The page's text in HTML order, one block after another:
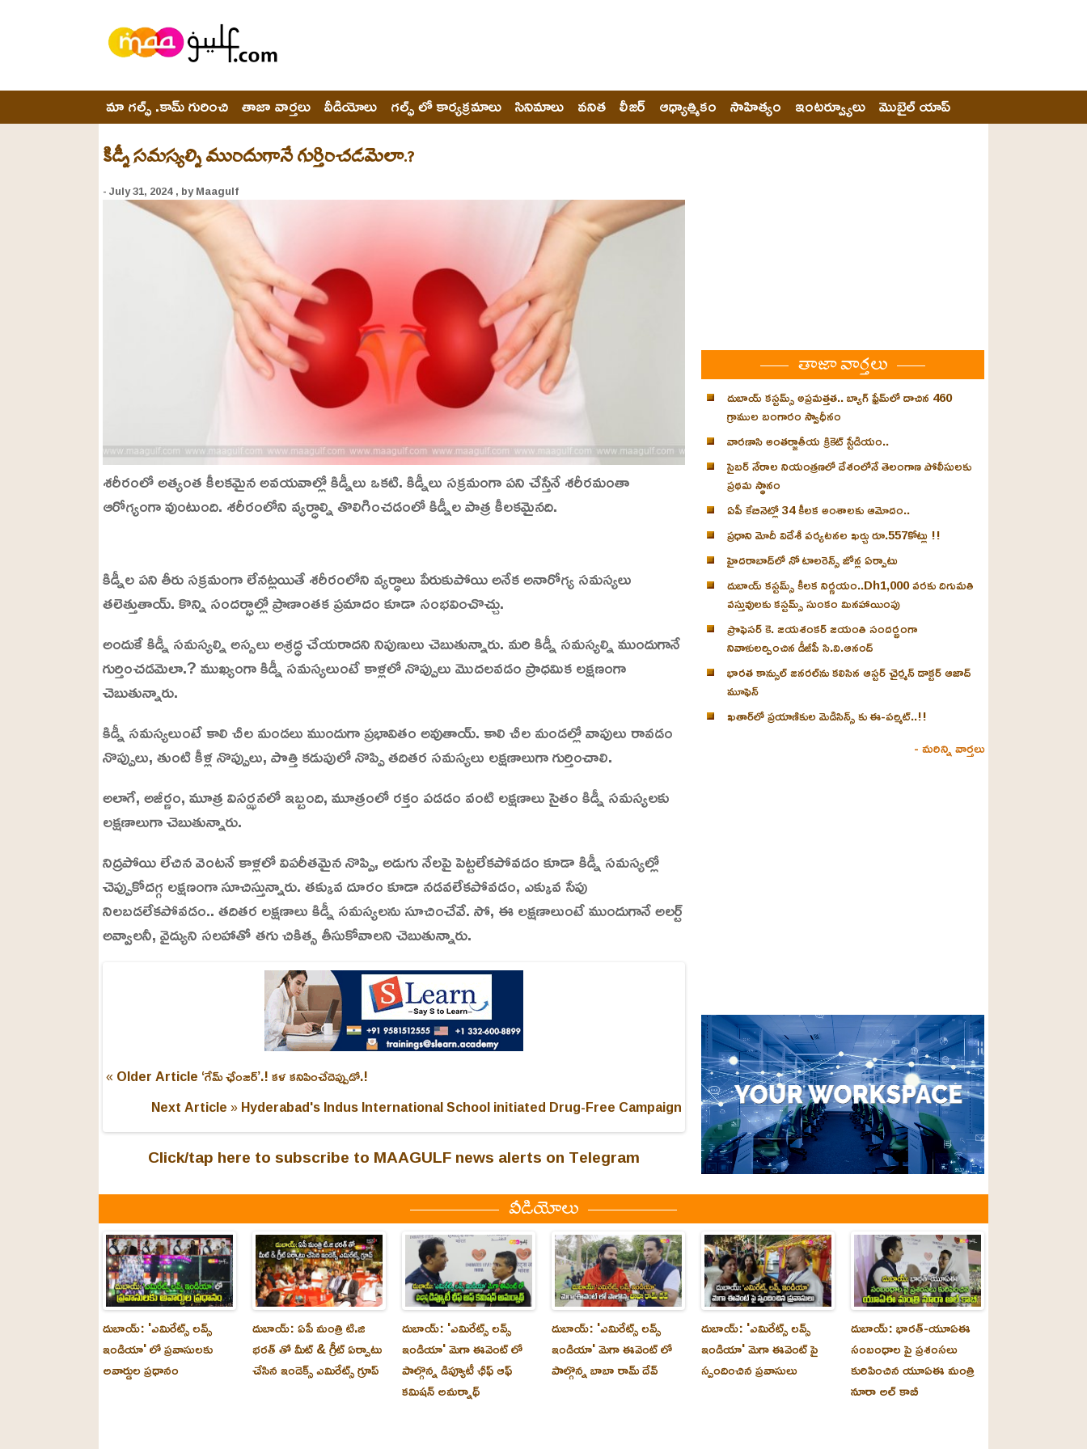
మా గల్ఫ్ .కామ్ గురించి తాజా వార్తలు వీడియోలు గల్ఫ్ లో కార్యక్రమాలు సినిమాలు వనిత లీజర్ ఆధ్యాత్మికం సాహిత్యం ఇంటర్వ్యూలు మొబైల్ యాప్
కిడ్నీ సమస్యల్ని ముందుగానే గుర్తించడమెలా.?
- July 31, 2024 , by Maagulf
శరీరంలో అత్యంత కీలకమైన అవయవాల్లో కిడ్నీలు ఒకటి. కిడ్నీలు సక్రమంగా పని చేస్తేనే శరీరమంతా
ఆరోగ్యంగా వుంటుంది. శరీరంలోని వ్యర్ధాల్ని తొలిగించడంలో కిడ్నీల పాత్ర కీలకమైనది.
U
n
m
u
t
a
d
e
d
1
.
3
4
%
కిడ్నీల పని తీరు సక్రమంగా లేనట్లయితే శరీరంలోని వ్యర్ధాలు పేరుకుపోయి అనేక అనారోగ్య సమస్యలు
తలెత్తుతాయ్. కొన్ని సందర్భాల్లో ప్రాణాంతక ప్రమాదం కూడా సంభవించొచ్చు.
అందుకే కిడ్నీ సమస్యల్ని అస్సలు అశ్రద్ధ చేయరాదని నిపుణులు చెబుతున్నారు. మరి కిడ్నీ సమస్యల్ని ముందుగానే
గుర్తించడమెలా.? ముఖ్యంగా కిడ్నీ సమస్యలుంటే కాళ్లలో నొప్పులు మొదలవడం ప్రాధమిక లక్షణంగా
చెబుతున్నారు.
కిడ్నీ సమస్యలుంటే కాలి చీల మండలు ముందుగా ప్రభావితం అవుతాయ్. కాలి చీల మండల్లో వాపులు రావడం
నొప్పులు, తుంటి కీళ్ల నొప్పులు, పొత్తి కడుపులో నొప్పి తదితర సమస్యలు లక్షణాలుగా గుర్తించాలి.
అలాగే, అజీర్ణం, మూత్ర విసర్ఝనలో ఇబ్బంది, మూత్రంలో రక్తం పడడం వంటి లక్షణాలు సైతం కిడ్నీ సమస్యలకు
లక్షణాలుగా చెబుతున్నారు.
నిద్రపోయి లేచిన వెంటనే కాళ్లలో విపరీతమైన నొప్పి, అడుగు నేలపై పెట్టలేకపోవడం కూడా కిడ్నీ సమస్యల్లో
చెప్పుకోదగ్గ లక్షణంగా సూచిస్తున్నారు. తక్కువ దూరం కూడా నడవలేకపోవడం, ఎక్కువ సేపు
నిలబడలేకపోవడం.. తదితర లక్షణాలు కిడ్నీ సమస్యలను సూచించేవే. సో, ఈ లక్షణాలుంటే ముందుగానే అలర్ట్
అవ్వాలనీ, వైద్యుని సలహాతో తగు చికిత్స తీసుకోవాలని చెబుతున్నారు.
« Older Article ‘గేమ్ ఛేంజర్’.! కళ కనిపించేదెప్పుడో.!
Next Article »Hyderabad's Indus International School initiated Drug-Free Campaign
Click/tap here to subscribe to MAAGULF news alerts on Telegram
తాజా వార్తలు
దుబాయ్ కస్టమ్స్ అప్రమత్తత.. బ్యాగ్ ఫ్రేమ్‌లో దాచిన 460
గ్రాముల బంగారం స్వాధీనం
వారణాసి అంతర్జాతీయ క్రికెట్ స్టేడియం..
సైబర్ నేరాల నియంత్రణలో దేశంలోనే తెలంగాణ పోలీసులకు
ప్రథమ స్థానం
ఏపీ కేబినెట్లో 34 కీలక అంశాలకు ఆమోదం..
ప్రధాని మోదీ విదేశీ పర్యటనల ఖర్చు రూ.557కోట్లు !!
హైదరాబాద్‌లో నో టాలరెన్స్ జోన్ల ఏర్పాటు
దుబాయ్ కస్టమ్స్ కీలక నిర్ణయం..Dh1,000 వరకు దిగుమతి
వస్తువులకు కస్టమ్స్ సుంకం మినహాయింపు
ప్రొఫెసర్ కె. జయశంకర్ జయంతి సందర్భంగా
నివాళులర్పించిన డీజీపీ సి.వి.ఆనంద్
భారత కాన్సుల్ జనరల్‌ను కలిసిన ఆస్టర్ చైర్మన్ డాక్టర్ ఆజాద్
మూఫెన్
ఖతార్‌లో ప్రయాణికుల మెడిసిన్స్ కు ఈ-పర్మిట్..!!
- మరిన్ని వార్తలు
వీడియోలు
దుబాయ్: 'ఎమిరేట్స్ లవ్స్
ఇండియా' లో ప్రవాసులకు
అవార్డుల ప్రధానం
దుబాయ్: ఏపీ మంత్రి టి.జి
భరత్ తో మీట్ & గ్రీట్ ఏర్పాటు
చేసిన ఇండెక్స్ ఎమిరేట్స్ గ్రూప్
దుబాయ్‌: 'ఎమిరేట్స్ లవ్స్
ఇండియా' మెగా ఈవెంట్ లో
పాల్గొన్న డిప్యూటీ ఛీఫ్ ఆఫ్
కమిషన్ అమర్నాథ్
దుబాయ్‌: 'ఎమిరేట్స్ లవ్స్
ఇండియా' మెగా ఈవెంట్ లో
పాల్గొన్న బాబా రామ్ దేవ్
దుబాయ్‌: 'ఎమిరేట్స్ లవ్స్
ఇండియా' మెగా ఈవెంట్ పై
స్పందించిన ప్రవాసులు
దుబాయ్‌: భారత్-యూఏఈ
సంబంధాల పై ప్రశంసలు
కురిపించిన యూఏఈ మంత్రి
నూరా అల్‌ కాబీ